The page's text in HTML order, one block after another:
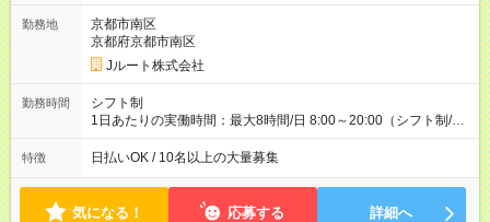
ど！ ・主要都市エリア 月収55万円／週5日稼働 月収65万~112
万円／週6日稼働 ・地方郊外エリア 月収40万円／週5日稼働 月
収40万円~50万円／週6日稼働 ＜モデルイメージ＞ ■月収50万
円 (27歳男性/江東区在住)※元建築関係 1日150個配達×25日勤務
(日休み) ■月収80万円(43歳男性/墨田区在住)※元営業 1日200個
勤務地
京都市南区
京都府京都市南区
Jルート株式会社
勤務時間
シフト制
1日あたりの実働時間：最大8時間/日 8:00～20:00（シフト制/実
働8時間） ※週5日勤務（場所次第では週4も有り） ※配達状況に
よって時間外での勤務可能性有り ※案件により多少の前後あり
特徴 日払いOK / 10名以上の大量募集
気になる！ 応募する 詳細へ